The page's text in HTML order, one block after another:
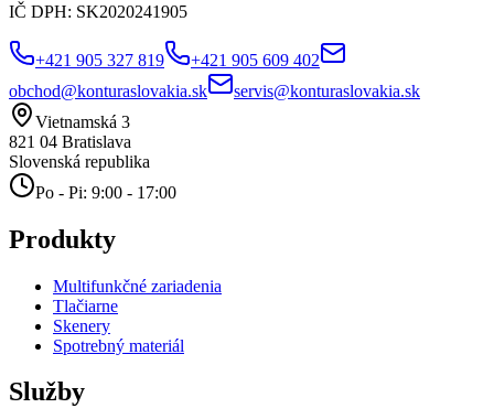
IČ DPH: SK2020241905
+421 905 327 819
+421 905 609 402
obchod@konturaslovakia.sk
servis@konturaslovakia.sk
Vietnamská 3
821 04 Bratislava
Slovenská republika
Po - Pi: 9:00 - 17:00
Produkty
Multifunkčné zariadenia
Tlačiarne
Skenery
Spotrebný materiál
Služby